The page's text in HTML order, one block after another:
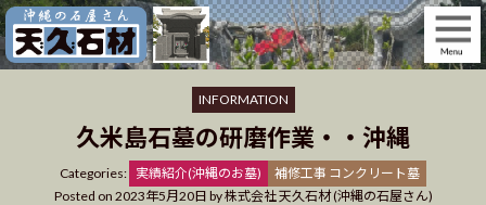
Skip
to
content
INFORMATION
久米島石墓の研磨作業・・沖縄
Categories: Categories
実績紹介(沖縄のお墓)
補修工事 コンクリート墓
Posted on 2023年5月20日 by株式会社 天久石材 (沖縄の石屋さん)